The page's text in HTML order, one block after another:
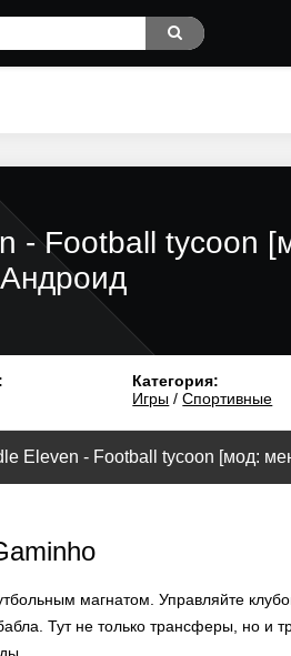
- Football tycoon
Категория:
Игры /Спортивные
Eleven - Football tycoon [мод:
магнатом. Управляйте
Тут не только трансферы, но и